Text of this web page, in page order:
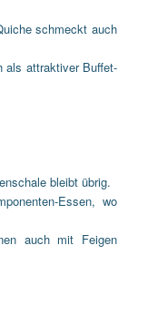
schmeckt auch
als attraktiver Buffet-
bleibt übrig.
Essen, wo
auch mit Feigen